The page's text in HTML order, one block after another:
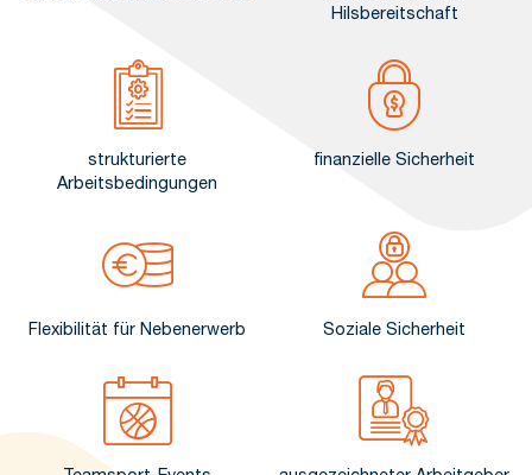
Hilsbereitschaft
strukturierte
Arbeitsbedingungen
finanzielle Sicherheit
Flexibilität für Nebenerwerb Soziale Sicherheit